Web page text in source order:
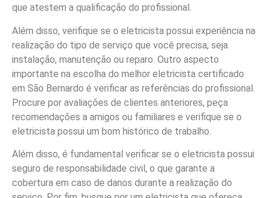
que atestem a qualificação do profissional.
Além disso, verifique se o eletricista possui experiência na
realização do tipo de serviço que você precisa, seja
instalação, manutenção ou reparo. Outro aspecto
importante na escolha do melhor eletricista certificado
em São Bernardo é verificar as referências do profissional.
Procure por avaliações de clientes anteriores, peça
recomendações a amigos ou familiares e verifique se o
eletricista possui um bom histórico de trabalho.
Além disso, é fundamental verificar se o eletricista possui
seguro de responsabilidade civil, o que garante a
cobertura em caso de danos durante a realização do